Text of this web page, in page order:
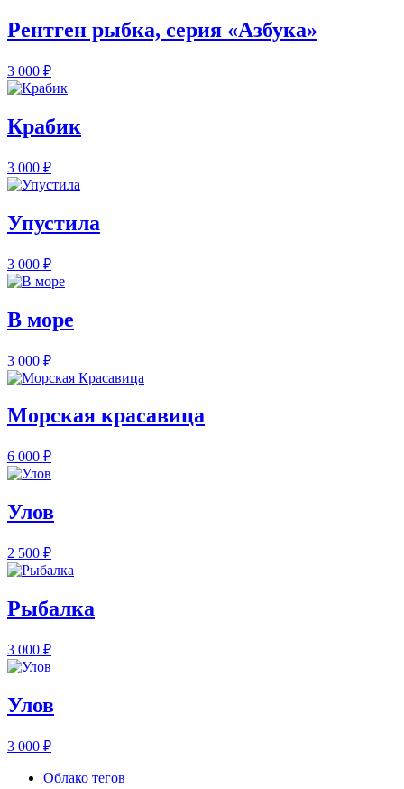
Рентген рыбка, серия «Азбука»
3 000 ₽
Крабик
3 000 ₽
Упустила
3 000 ₽
В море
3 000 ₽
Морская красавица
6 000 ₽
Улов
2 500 ₽
Рыбалка
3 000 ₽
Улов
3 000 ₽
Облако тегов